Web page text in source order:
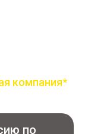
компания*
по